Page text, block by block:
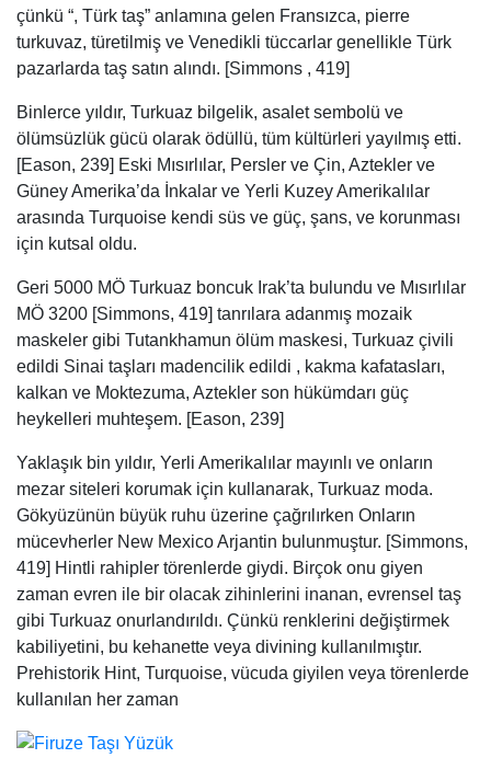
çünkü “, Türk taş” anlamına gelen Fransızca, pierre
turkuvaz, türetilmiş ve Venedikli tüccarlar genellikle Türk
pazarlarda taş satın alındı. [Simmons , 419]
Binlerce yıldır, Turkuaz bilgelik, asalet sembolü ve
ölümsüzlük gücü olarak ödüllü, tüm kültürleri yayılmış etti.
[Eason, 239] Eski Mısırlılar, Persler ve Çin, Aztekler ve
Güney Amerika’da İnkalar ve Yerli Kuzey Amerikalılar
arasında Turquoise kendi süs ve güç, şans, ve korunması
için kutsal oldu.
Geri 5000 MÖ Turkuaz boncuk Irak’ta bulundu ve Mısırlılar
MÖ 3200 [Simmons, 419] tanrılara adanmış mozaik
maskeler gibi Tutankhamun ölüm maskesi, Turkuaz çivili
edildi Sinai taşları madencilik edildi , kakma kafatasları,
kalkan ve Moktezuma, Aztekler son hükümdarı güç
heykelleri muhteşem. [Eason, 239]
Yaklaşık bin yıldır, Yerli Amerikalılar mayınlı ve onların
mezar siteleri korumak için kullanarak, Turkuaz moda.
Gökyüzünün büyük ruhu üzerine çağrılırken Onların
mücevherler New Mexico Arjantin bulunmuştur. [Simmons,
419] Hintli rahipler törenlerde giydi. Birçok onu giyen
zaman evren ile bir olacak zihinlerini inanan, evrensel taş
gibi Turkuaz onurlandırıldı. Çünkü renklerini değiştirmek
kabiliyetini, bu kehanette veya divining kullanılmıştır.
Prehistorik Hint, Turquoise, vücuda giyilen veya törenlerde
kullanılan her zaman